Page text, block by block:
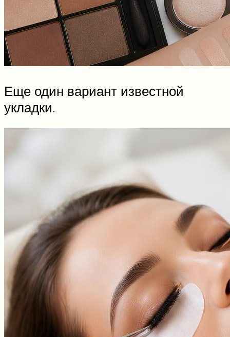
Еще один вариант известной
укладки.